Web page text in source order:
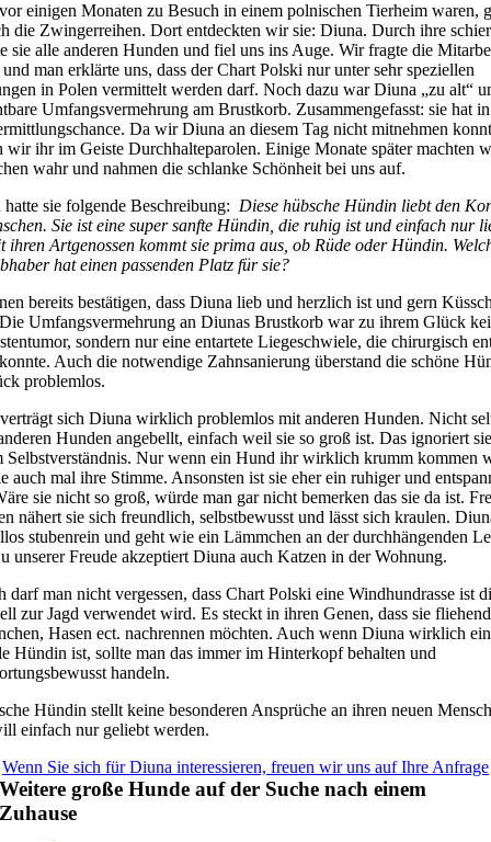
einigen Monaten zu Besuch in einem polnischen Tierheim waren,
die Zwingerreihen. Dort entdeckten wir sie: Diuna. Durch ihre
sie alle anderen Hunden und fiel uns ins Auge. Wir fragte die
man erklärte uns, dass der Chart Polski nur unter sehr speziellen
in Polen vermittelt werden darf. Noch dazu war Diuna „zu alt“
Umfangsvermehrung am Brustkorb. Zusammengefasst: sie hat
Da wir Diuna an diesem Tag nicht mitnehmen
wir ihr im Geiste Durchhalteparolen. Einige Monate später machten
wahr und nahmen die schlanke Schönheit bei uns auf.
sie folgende Beschreibung: Diese hübsche Hündin liebt den
Sie ist eine super sanfte Hündin, die ruhig ist und einfach nur
ihren Artgenossen kommt sie prima aus, ob Rüde oder Hündin.
hat einen passenden Platz für sie?
bereits bestätigen, dass Diuna lieb und herzlich ist und gern
Umfangsvermehrung an Diunas Brustkorb war zu ihrem Glück
sondern nur eine entartete Liegeschwiele, die chirurgisch
Auch die notwendige Zahnsanierung überstand die schöne
problemlos.
sich Diuna wirklich problemlos mit anderen Hunden. Nicht
Hunden angebellt, einfach weil sie so groß ist. Das ignoriert
Selbstverständnis. Nur wenn ein Hund ihr wirklich krumm kommen
auch mal ihre Stimme. Ansonsten ist sie eher ein ruhiger und
sie nicht so groß, würde man gar nicht bemerken das sie da ist.
nähert sie sich freundlich, selbstbewusst und lässt sich kraulen.
stubenrein und geht wie ein Lämmchen an der durchhängenden
unserer Freude akzeptiert Diuna auch Katzen in der Wohnung.
darf man nicht vergessen, dass Chart Polski eine Windhundrasse ist
zur Jagd verwendet wird. Es steckt in ihren Genen, dass sie
Hasen ect. nachrennen möchten. Auch wenn Diuna wirklich
Hündin ist, sollte man das immer im Hinterkopf behalten und
handeln.
Hündin stellt keine besonderen Ansprüche an ihren neuen
einfach nur geliebt werden.
Wenn Sie sich für Diuna interessieren, freuen wir uns auf Ihre Anfrage
Weitere große Hunde auf der Suche nach einem
Zuhause